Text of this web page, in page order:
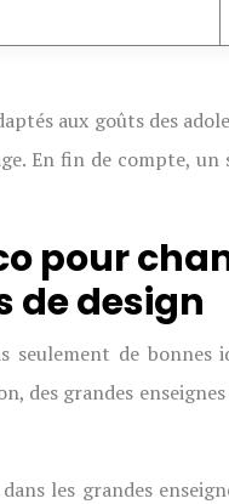
aux goûts des
En fin de compte,
pour
de design
de
grandes
les grandes